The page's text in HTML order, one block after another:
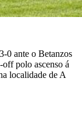
0 ante o Betanzos
polo ascenso á
localidade de A